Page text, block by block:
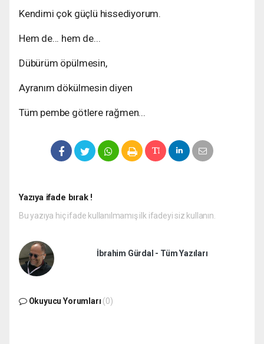
Kendimi çok güçlü hissediyorum.
Hem de... hem de...
Dübürüm öpülmesin,
Ayranım dökülmesin diyen
Tüm pembe götlere rağmen...
Yazıya ifade bırak !
Bu yazıya hiç ifade kullanılmamış ilk ifadeyi siz kullanın.
İbrahim Gürdal - Tüm Yazıları
Okuyucu Yorumları (0)